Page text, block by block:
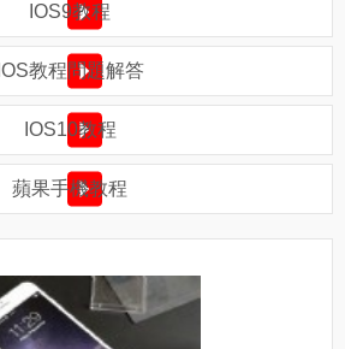
IOS9教程
IOS教程問題解答
IOS10教程
蘋果手機教程